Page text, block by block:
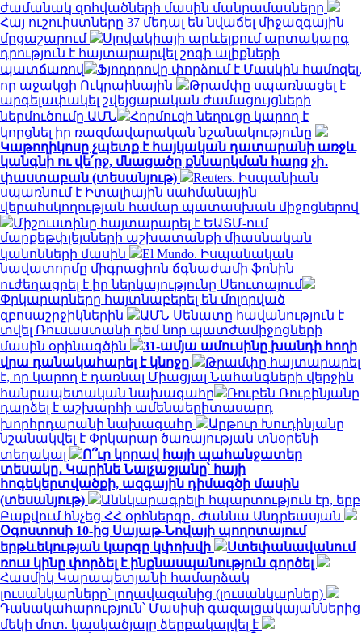
ժամանակ զոհվածների մասին մանրամասները
Հայ ուշուիստները 37 մեդալ են նվաճել միջազգային
մրցաշարում
Սլովակիայի արևելքում արտակարգ
դրություն է հայտարարվել շոգի ալիքների
պատճառով
Ֆյոդորովը փորձում է Մասկին համոզել,
որ աջակցի Ուկրաինային
Թրամփը սպառնացել է
արգելափակել շվեյցարական ժամացույցների
ներմուծումը ԱՄՆ
Հորմուզի նեղուցը կարող է
կորցնել իր ռազմավարական նշանակությունը
Կաթողիկոսը չպետք է հայկական դատարանի առջև
կանգնի ու վե՛րջ, մնացածը քննարկման հարց չի․
փաստաբան (տեսանյութ)
Reuters. Իսպանիան
սպառնում է Իտալիային սահմանային
վերահսկողության համար պատասխան միջոցներով
Միշուստինը հայտարարել է ԵԱՏՄ-ում
մարքեթփլեյսների աշխատանքի միասնական
կանոնների մասին
El Mundo. Իսպանական
նավատորմը միգրացիոն ճգնաժամի ֆոնին
ուժեղացրել է իր ներկայությունը Սեուտայում
Փրկարարները հայտնաբերել են մոլորված
զբոսաշրջիկներին
ԱՄՆ Սենատը հավանություն է
տվել Ռուսաստանի դեմ նոր պատժամիջոցների
մասին օրինագծին
31-ամյա ամուսինը խանդի հողի
վրա դանակահարել է կնոջը
Թրամփը հայտարարել
է, որ կարող է դառնալ Միացյալ Նահանգների վերջին
հանրապետական ​​նախագահը
Ռուբեն Ռուբինյանը
դարձել է աշխարհի ամենաերիտասարդ
խորհրդարանի նախագահը
Արթուր Խուդինյանը
նշանակվել է Փրկարար ծառայության տնօրենի
տեղակալ
Ո՞ւր կորավ հայի պահանջատեր
տեսակը․ Կարինե Նալչաջյանը՝ հայի
հոգեկերտվածքի, ազգային դիմագծի մասին
(տեսանյութ)
Աննկարագրելի հպարտություն էր, երբ
Բաքվում հնչեց ՀՀ օրհներգը․ Ժաննա Անդրեասյան
Օգոստոսի 10-ից Սայաթ-Նովայի պողոտայում
երթևեկության կարգը կփոխվի
Ստեփանավանում
ռուս կինը փորձել է ինքնասպանություն գործել
Հասմիկ Կարապետյանի համարձակ
լուսանկարները՝ լողավազանից (լուսանկարներ)
Դանակահարություն՝ Մասիսի գազալցակայաններից
մեկի մոտ. կասկածյալը ձերբակալվել է